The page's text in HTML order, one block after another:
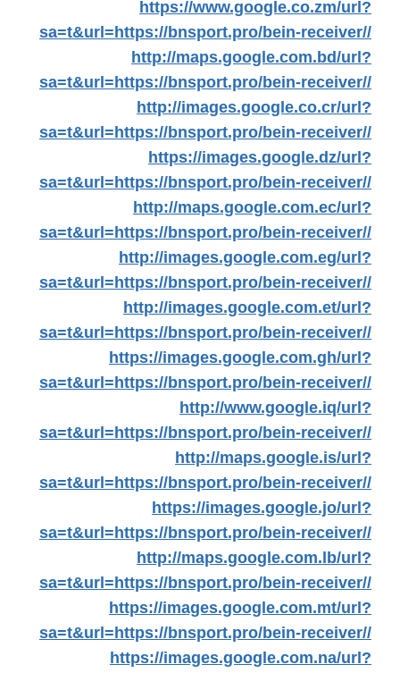
https://www.google.co.zm/url?
sa=t&url=https://bnsport.pro/bein-receiver//
http://maps.google.com.bd/url?
sa=t&url=https://bnsport.pro/bein-receiver//
http://images.google.co.cr/url?
sa=t&url=https://bnsport.pro/bein-receiver//
https://images.google.dz/url?
sa=t&url=https://bnsport.pro/bein-receiver//
http://maps.google.com.ec/url?
sa=t&url=https://bnsport.pro/bein-receiver//
http://images.google.com.eg/url?
sa=t&url=https://bnsport.pro/bein-receiver//
http://images.google.com.et/url?
sa=t&url=https://bnsport.pro/bein-receiver//
https://images.google.com.gh/url?
sa=t&url=https://bnsport.pro/bein-receiver//
http://www.google.iq/url?
sa=t&url=https://bnsport.pro/bein-receiver//
http://maps.google.is/url?
sa=t&url=https://bnsport.pro/bein-receiver//
https://images.google.jo/url?
sa=t&url=https://bnsport.pro/bein-receiver//
http://maps.google.com.lb/url?
sa=t&url=https://bnsport.pro/bein-receiver//
https://images.google.com.mt/url?
sa=t&url=https://bnsport.pro/bein-receiver//
https://images.google.com.na/url?